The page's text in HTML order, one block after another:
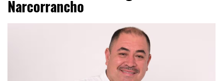
Narcorrancho